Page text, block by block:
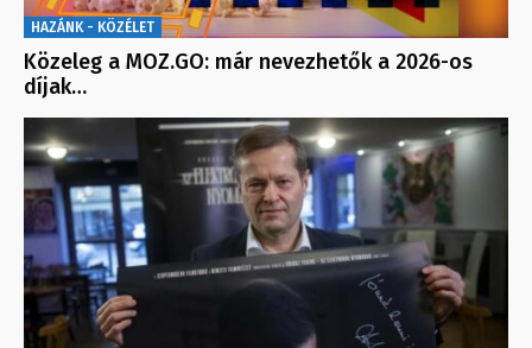
HAZÁNK - KÖZÉLET
Közeleg a MOZ.GO: már nevezhetők a 2026-os
díjak…